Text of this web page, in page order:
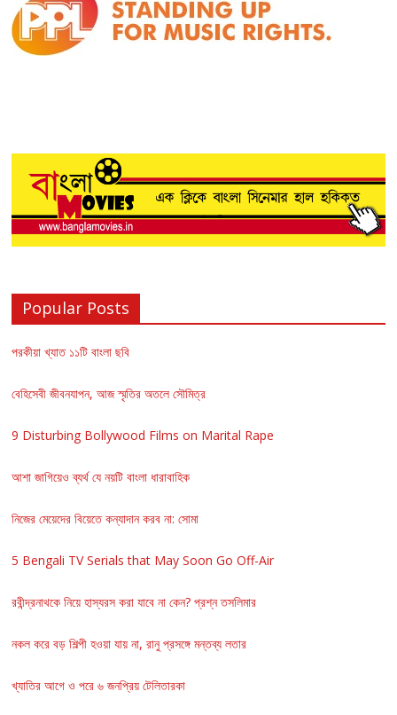
Popular Posts
পরকীয়া খ্যাত ১১টি বাংলা ছবি
বেহিসেবী জীবনযাপন, আজ স্মৃতির অতলে সৌমিত্র
9 Disturbing Bollywood Films on Marital Rape
আশা জাগিয়েও ব্যর্থ যে নয়টি বাংলা ধারাবাহিক
নিজের মেয়েদের বিয়েতে কন্যাদান করব না: সোমা
5 Bengali TV Serials that May Soon Go Off-Air
রবীন্দ্রনাথকে নিয়ে হাস্যরস করা যাবে না কেন? প্রশ্ন তসলিমার
নকল করে বড় শিল্পী হওয়া যায় না, রানু প্রসঙ্গে মন্তব্য লতার
খ্যাতির আগে ও পরে ৬ জনপ্রিয় টেলিতারকা